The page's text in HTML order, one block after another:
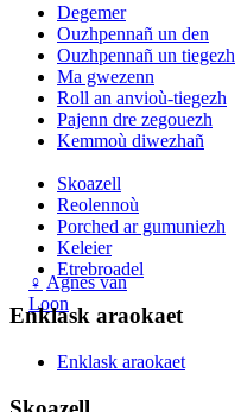
♀ Agnes van
Loon
Degemer
Ouzhpennañ un den
Ouzhpennañ un tiegezh
Ma gwezenn
Roll an anvioù-tiegezh
Pajenn dre zegouezh
Kemmoù diwezhañ
Skoazell
Reolennoù
Porched ar gumuniezh
Keleier
Etrebroadel
Enklask araokaet
Enklask araokaet